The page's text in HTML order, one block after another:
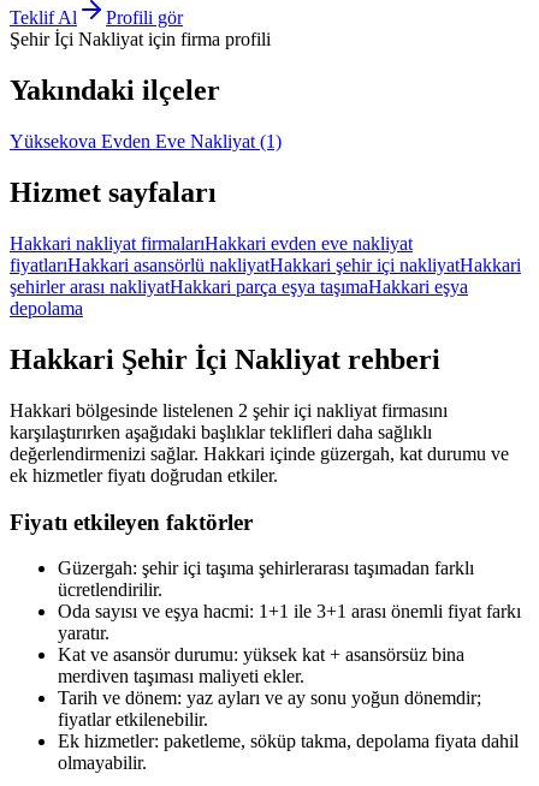
Teklif Al
Profili gör
Şehir İçi Nakliyat için firma profili
Yakındaki ilçeler
Yüksekova Evden Eve Nakliyat (1)
Hizmet sayfaları
Hakkari nakliyat firmalarıHakkari evden eve nakliyat
fiyatlarıHakkari asansörlü nakliyatHakkari şehir içi nakliyatHakkari
şehirler arası nakliyatHakkari parça eşya taşımaHakkari eşya
depolama
Hakkari Şehir İçi Nakliyat rehberi
Hakkari bölgesinde listelenen 2 şehir içi nakliyat firmasını
karşılaştırırken aşağıdaki başlıklar teklifleri daha sağlıklı
değerlendirmenizi sağlar. Hakkari içinde güzergah, kat durumu ve
ek hizmetler fiyatı doğrudan etkiler.
Fiyatı etkileyen faktörler
Güzergah: şehir içi taşıma şehirlerarası taşımadan farklı
ücretlendirilir.
Oda sayısı ve eşya hacmi: 1+1 ile 3+1 arası önemli fiyat farkı
yaratır.
Kat ve asansör durumu: yüksek kat + asansörsüz bina
merdiven taşıması maliyeti ekler.
Tarih ve dönem: yaz ayları ve ay sonu yoğun dönemdir;
fiyatlar etkilenebilir.
Ek hizmetler: paketleme, söküp takma, depolama fiyata dahil
olmayabilir.